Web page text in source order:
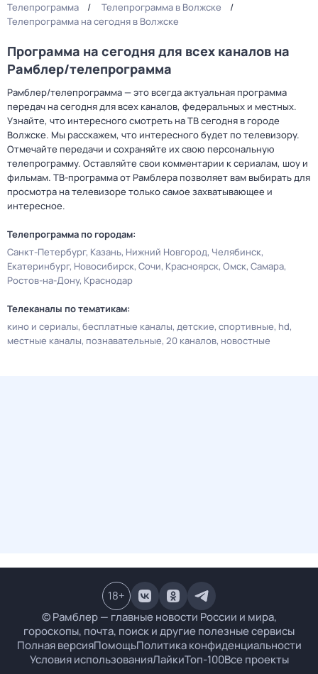
Телепрограмма
Телепрограмма в Волжске
Телепрограмма на сегодня в Волжске
Программа на сегодня для всех каналов на
Рамблер/телепрограмма
Рамблер/телепрограмма — это всегда актуальная программа
передач на сегодня для всех каналов, федеральных и местных.
Узнайте, что интересного смотреть на ТВ сегодня в городе
Волжске. Мы расскажем, что интересного будет по телевизору.
Отмечайте передачи и сохраняйте их свою персональную
телепрограмму. Оставляйте свои комментарии к сериалам, шоу и
фильмам. ТВ-программа от Рамблера позволяет вам выбирать для
просмотра на телевизоре только самое захватывающее и
интересное.
Телепрограмма по городам:
Санкт-Петербург Казань Нижний Новгород Челябинск
Екатеринбург Новосибирск Сочи Красноярск Омск Самара
Ростов-на-Дону Краснодар
Телеканалы по тематикам:
кино и сериалы бесплатные каналы детские спортивные hd
местные каналы познавательные 20 каналов новостные
© Рамблер — главные новости России и мира,
гороскопы, почта, поиск и другие полезные сервисы
Полная версияПомощьПолитика конфиденциальности
Условия использованияЛайкиТоп-100Все проекты
18+